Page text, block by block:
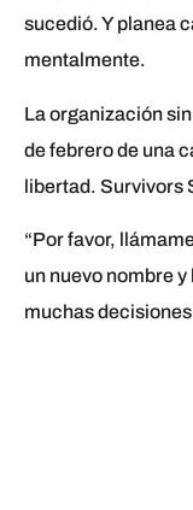
sucedió. Y planea
mentalmente.
La organización
de febrero de una
libertad. Survivors
“Por favor,
un nuevo nombre
muchas